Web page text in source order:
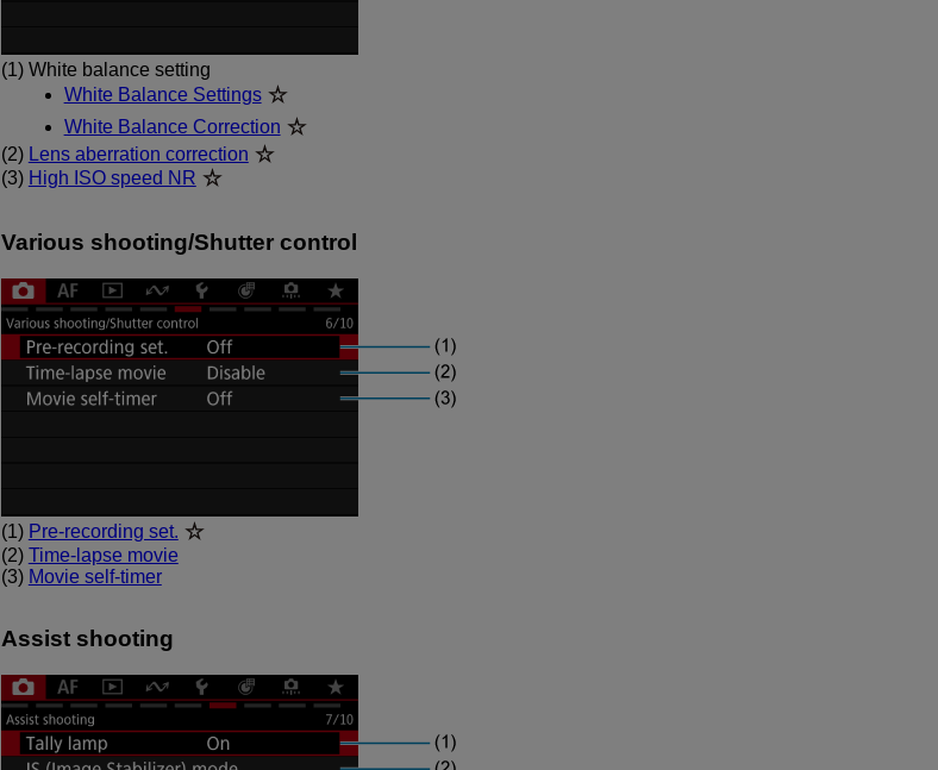
(1) White balance setting
White Balance Settings
White Balance Correction
(2) Lens aberration correction
(3) High ISO speed NR
Various shooting/Shutter control
(1) Pre-recording set.
(2) Time-lapse movie
(3) Movie self-timer
Assist shooting